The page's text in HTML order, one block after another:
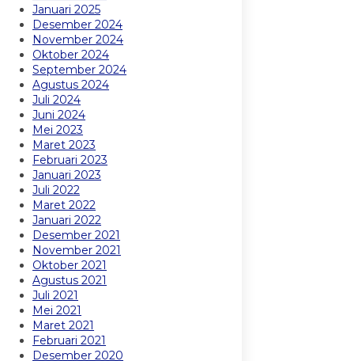
Januari 2025
Desember 2024
November 2024
Oktober 2024
September 2024
Agustus 2024
Juli 2024
Juni 2024
Mei 2023
Maret 2023
Februari 2023
Januari 2023
Juli 2022
Maret 2022
Januari 2022
Desember 2021
November 2021
Oktober 2021
Agustus 2021
Juli 2021
Mei 2021
Maret 2021
Februari 2021
Desember 2020